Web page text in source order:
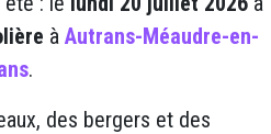
à Autrans-Méaudre-en-
.
des bergers et des